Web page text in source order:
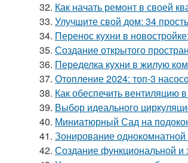
32. Как начать ремонт в своей
33. Улучшите свой дом: 34
34. Перенос кухни в
35. Создание открытого
36. Переделка кухни в жилую
37. Отопление 2024: топ-3
38. Как обеспечить вентиляцию
39. Выбор идеального
40. Миниатюрный Сад на
41. Зонирование
42. Создание функциональной и